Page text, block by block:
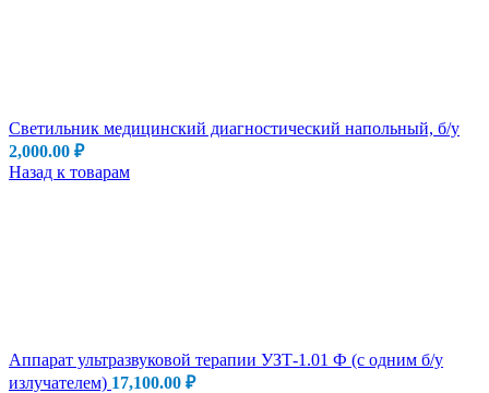
Светильник медицинский диагностический напольный, б/у
2,000.00 ₽
Назад к товарам
Аппарат ультразвуковой терапии УЗТ-1.01 Ф (с одним б/у
излучателем) 17,100.00 ₽